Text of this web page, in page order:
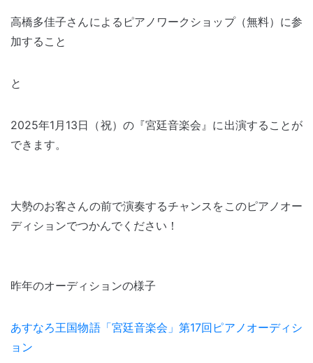
高橋多佳子さんによるピアノワークショップ（無料）に参
加すること
と
2025年1月13日（祝）の『宮廷音楽会』に出演することが
できます。
大勢のお客さんの前で演奏するチャンスをこのピアノオー
ディションでつかんでください！
昨年のオーディションの様子
あすなろ王国物語「宮廷音楽会」第17回ピアノオーディシ
ョン